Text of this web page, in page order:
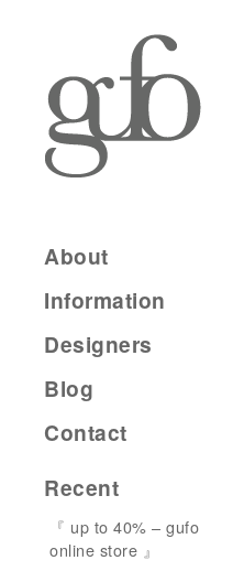
About
Information
Designers
Blog
Contact
Recent
『 up to 40% – gufo
online store 』